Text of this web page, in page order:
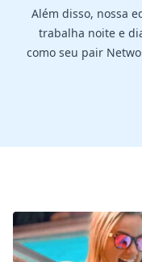
Além disso, nossa
trabalha noite e
como seu pair